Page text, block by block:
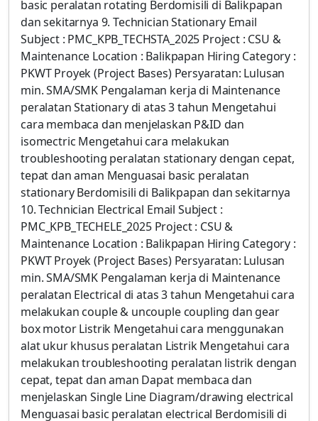
basic peralatan rotating Berdomisili di Balikpapan
dan sekitarnya 9. Technician Stationary Email
Subject : PMC_KPB_TECHSTA_2025 Project : CSU &
Maintenance Location : Balikpapan Hiring Category :
PKWT Proyek (Project Bases) Persyaratan: Lulusan
min. SMA/SMK Pengalaman kerja di Maintenance
peralatan Stationary di atas 3 tahun Mengetahui
cara membaca dan menjelaskan P&ID dan
isomectric Mengetahui cara melakukan
troubleshooting peralatan stationary dengan cepat,
tepat dan aman Menguasai basic peralatan
stationary Berdomisili di Balikpapan dan sekitarnya
10. Technician Electrical Email Subject :
PMC_KPB_TECHELE_2025 Project : CSU &
Maintenance Location : Balikpapan Hiring Category :
PKWT Proyek (Project Bases) Persyaratan: Lulusan
min. SMA/SMK Pengalaman kerja di Maintenance
peralatan Electrical di atas 3 tahun Mengetahui cara
melakukan couple & uncouple coupling dan gear
box motor Listrik Mengetahui cara menggunakan
alat ukur khusus peralatan Listrik Mengetahui cara
melakukan troubleshooting peralatan listrik dengan
cepat, tepat dan aman Dapat membaca dan
menjelaskan Single Line Diagram/drawing electrical
Menguasai basic peralatan electrical Berdomisili di